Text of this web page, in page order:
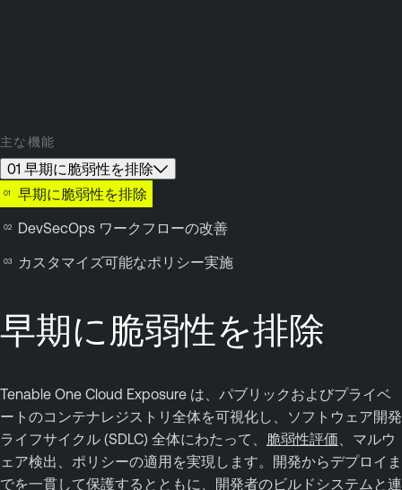
主な機能
01 早期に脆弱性を排除
早期に脆弱性を排除
DevSecOps ワークフローの改善
カスタマイズ可能なポリシー実施
早期に脆弱性を排除
Tenable One Cloud Exposure は、パブリックおよびプライベ
ートのコンテナレジストリ全体を可視化し、ソフトウェア開発
ライフサイクル (SDLC) 全体にわたって、 脆弱性評価 、マルウ
ェア検出、ポリシーの適用を実現します。開発からデプロイま
でを一貫して保護するとともに、開発者のビルドシステムと連